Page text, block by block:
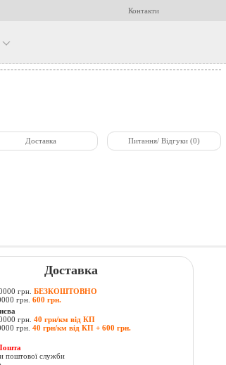
Контакти
Доставка Питання/ Відгуки (0)
Доставка
грн. БЕЗКОШТОВНО
грн. 600 грн.
грн. 40 грн/км від КП
грн. 40 грн/км від КП + 600 грн.
поштової служби